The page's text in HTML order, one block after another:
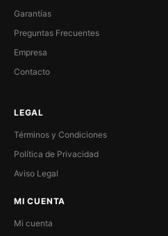
Garantías
Preguntas Frecuentes
Empresa
Contacto
LEGAL
Términos y Condiciones
Política de Privacidad
Aviso Legal
MI CUENTA
Mi cuenta